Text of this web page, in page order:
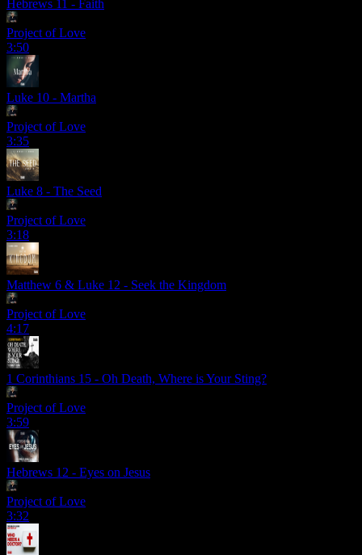
Hebrews 11 - Faith
Project of Love
3:50
Luke 10 - Martha
Project of Love
3:35
Luke 8 - The Seed
Project of Love
3:18
Matthew 6 & Luke 12 - Seek the Kingdom
Project of Love
4:17
1 Corinthians 15 - Oh Death, Where is Your Sting?
Project of Love
3:59
Hebrews 12 - Eyes on Jesus
Project of Love
3:32